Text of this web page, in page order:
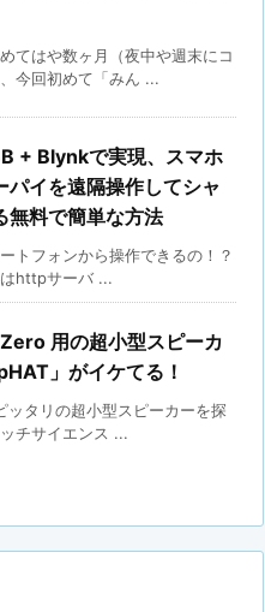
てはや数ヶ月（夜中や週末にコ
今回初めて「みん ...
+ Blynkで実現、スマホ
パイを遠隔操作してシャ
無料で簡単な方法
トフォンから操作できるの！？
httpサーバ ...
用の超小型スピーカ
」がイケてる！
ッタリの超小型スピーカーを探
チサイエンス ...